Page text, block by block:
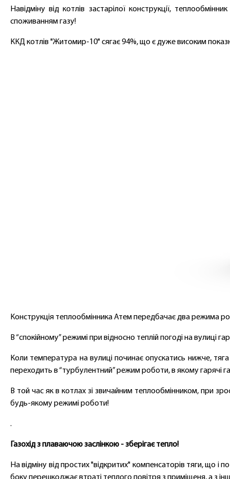
Навідміну від котлів застарілої конструкції,
споживанням газу!
ККД котлів "Житомир-10" сягає 94%, що є дуже високим
Конструкція теплообмінника Атем передбачає два режима
В “спокійному” режимі при відносно теплій погоді на
Коли температура на вулиці починає опускатись нижче,
переходить в “турбулентний” режим роботи, в якому гарячі
В той час як в котлах зі звичайним теплообмінником, при
будь-якому режимі роботи!
.
Газохід з плаваючою заслінкою - зберігає тепло!
На відміну від простих "відкритих" компенсаторів тяги, що